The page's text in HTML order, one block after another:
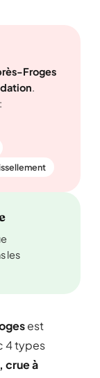
Froges
.
les
est
4 types
crue à